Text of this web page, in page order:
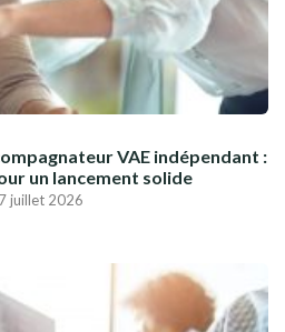
VAE indépendant :
un lancement solide
juillet 2026